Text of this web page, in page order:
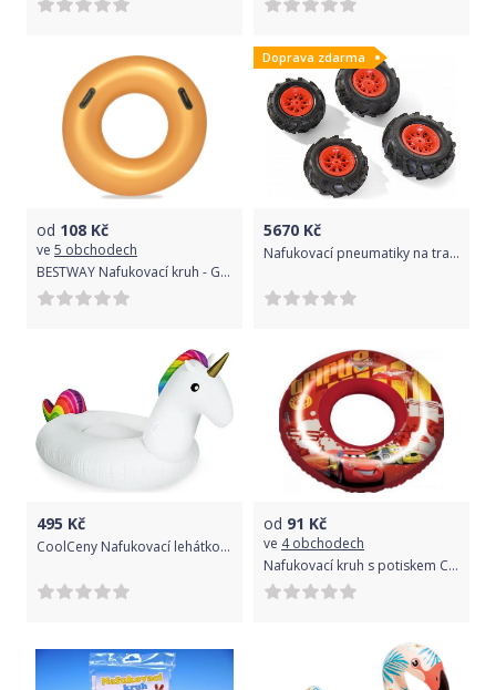
od 108 Kč
ve 5 obchodech
BESTWAY Nafukovací kruh - Gold, 91cm
Doprava zdarma
5670 Kč
Nafukovací pneumatiky na traktory Junior, Farmtrac - červené
495 Kč
CoolCeny Nafukovací lehátko – obří Jednorožec, 2 metry
od 91 Kč
ve 4 obchodech
Nafukovací kruh s potiskem CARS 50 cm